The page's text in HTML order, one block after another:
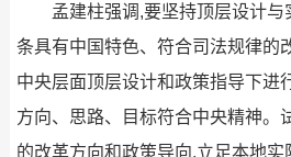
孟建柱强调,要坚持顶层设计与
条具有中国特色、符合司法规律的
中央层面顶层设计和政策指导下进
方向、思路、目标符合中央精神。
的改革方向和政策导向,立足本地